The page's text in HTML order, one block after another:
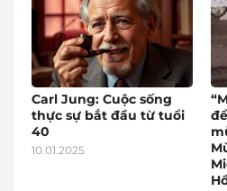
Carl Jung: Cuộc sống
thực sự bắt đầu từ tuổi
40
10.01.2025